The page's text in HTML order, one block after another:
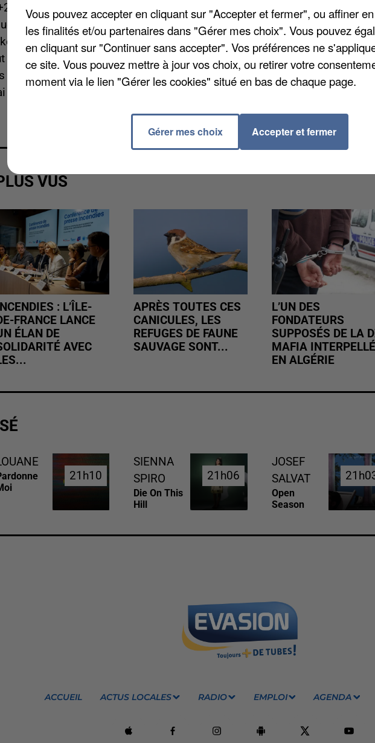
Ce mois se classe ainsi au 3ème rang des mois d'avril les plus
avec avril 2020. Du côté de la pluie, la carte affichée par le site
qui répertorie les données de centaines de stations
colorée en rouge. Dans l'Oise, les cumuls de pluie pour avril comparés
décennies se situent à -87%. Soit un déficit « extrême », selon le site. Il
rétablir un équilibre.
VUS
INCENDIES : L’ÎLE-
FRANCE LANCE
ÉLAN DE
AVEC
APRÈS TOUTES CES
CANICULES, LES
REFUGES DE FAUNE
SAUVAGE SONT...
L’UN DES
FONDATEURS
SUPPOSÉS DE LA
MAFIA INTERPELLÉ
EN ALGÉRIE
21h10
21h10
SIENNA
SPIRO
Die On This
Hill
21h06
21h06
JOSEF
SALVAT
Open
Season
ACCUEIL ACTUS LOCALES RADIO EMPLOI AGENDA
Vous pouvez accepter en cliquant sur "Accepter et fermer", ou affiner
les finalités et/ou partenaires dans "Gérer mes choix". Vous pouvez
en cliquant sur "Continuer sans accepter". Vos préférences ne
ce site. Vous pouvez mettre à jour vos choix, ou retirer votre
moment via le lien "Gérer les cookies" situé en bas de chaque page.
Gérer mes choix Accepter et fermer